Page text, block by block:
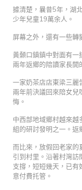
據清楚，曩昔5年，湖
少年兒童19萬余人。
屏幕之外，還有一些轉
黃顙口鎮鎮中對面有
兩年返鄉的陪讀家長開
一家奶茶店店東梁三麗
兩年前決議回來陪女
悔。
中西部地域鄉村越來
組的研討發明之一。返
而比來，放假回老家的
引到村里。沿著村灣訪
支撐，短短幾天，已有
意付費托管。